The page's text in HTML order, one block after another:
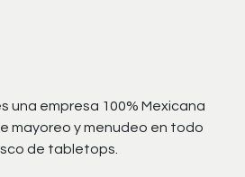
una empresa 100% Mexicana
mayoreo y menudeo en todo
de tabletops.